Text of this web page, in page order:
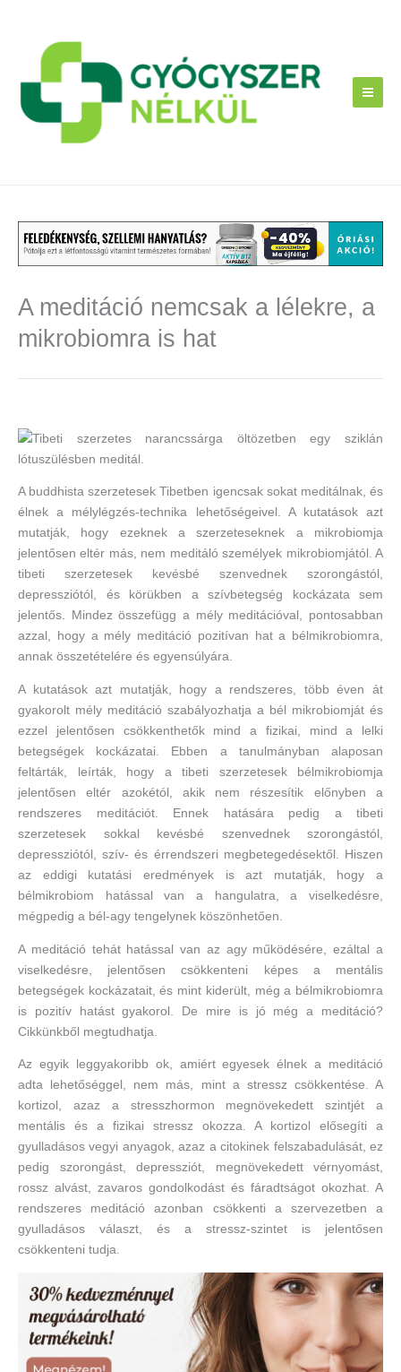
A meditáció nemcsak a lélekre, a
mikrobiomra is hat
A buddhista szerzetesek Tibetben igencsak sokat meditálnak, és
élnek a mélylégzés-technika lehetőségeivel. A kutatások azt
mutatják, hogy ezeknek a szerzeteseknek a mikrobiomja
jelentősen eltér más, nem meditáló személyek mikrobiomjától. A
tibeti szerzetesek kevésbé szenvednek szorongástól,
depressziótól, és körükben a szívbetegség kockázata sem
jelentős. Mindez összefügg a mély meditációval, pontosabban
azzal, hogy a mély meditáció pozitívan hat a bélmikrobiomra,
annak összetételére és egyensúlyára.
A kutatások azt mutatják, hogy a rendszeres, több éven át
gyakorolt mély meditáció szabályozhatja a bél mikrobiomját és
ezzel jelentősen csökkenthetők mind a fizikai, mind a lelki
betegségek kockázatai. Ebben a tanulmányban alaposan
feltárták, leírták, hogy a tibeti szerzetesek bélmikrobiomja
jelentősen eltér azokétól, akik nem részesítik előnyben a
rendszeres meditációt. Ennek hatására pedig a tibeti
szerzetesek sokkal kevésbé szenvednek szorongástól,
depressziótól, szív- és érrendszeri megbetegedésektől. Hiszen
az eddigi kutatási eredmények is azt mutatják, hogy a
bélmikrobiom hatással van a hangulatra, a viselkedésre,
mégpedig a bél-agy tengelynek köszönhetően.
A meditáció tehát hatással van az agy működésére, ezáltal a
viselkedésre, jelentősen csökkenteni képes a mentális
betegségek kockázatait, és mint kiderült, még a bélmikrobiomra
is pozitív hatást gyakorol. De mire is jó még a meditáció?
Cikkünkből megtudhatja.
Az egyik leggyakoribb ok, amiért egyesek élnek a meditáció
adta lehetőséggel, nem más, mint a stressz csökkentése. A
kortizol, azaz a stresszhormon megnövekedett szintjét a
mentális és a fizikai stressz okozza. A kortizol elősegíti a
gyulladásos vegyi anyagok, azaz a citokinek felszabadulását, ez
pedig szorongást, depressziót, megnövekedett vérnyomást,
rossz alvást, zavaros gondolkodást és fáradtságot okozhat. A
rendszeres meditáció azonban csökkenti a szervezetben a
gyulladásos választ, és a stressz-szintet is jelentősen
csökkenteni tudja.